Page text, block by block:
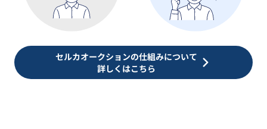
セルカオークションの仕組みについて
詳しくはこちら